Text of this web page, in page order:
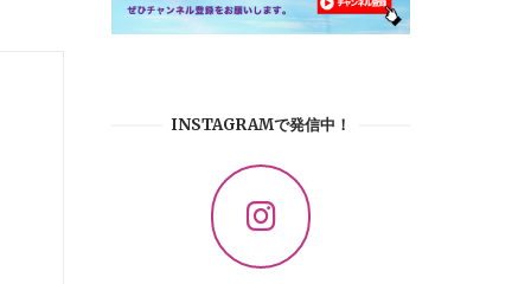
INSTAGRAMで発信中！